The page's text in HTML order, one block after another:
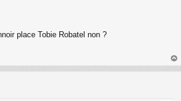
place Tobie Robatel non ?
au